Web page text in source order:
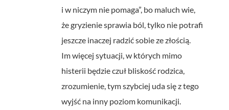
i w niczym nie pomaga”, bo maluch wie,
że gryzienie sprawia ból, tylko nie potrafi
jeszcze inaczej radzić sobie ze złością.
Im więcej sytuacji, w których mimo
histerii będzie czuł bliskość rodzica,
zrozumienie, tym szybciej uda się z tego
wyjść na inny poziom komunikacji.